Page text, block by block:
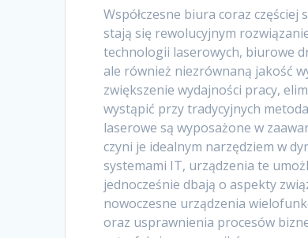
Współczesne biura coraz
stają się rewolucyjnym
technologii laserowych, biurowe
ale również niezrównaną jakość
zwiększenie wydajności pracy,
wystąpić przy tradycyjnych
laserowe są wyposażone w
czyni je idealnym narzędziem w
systemami IT, urządzenia te
jednocześnie dbają o aspekty
nowoczesne urządzenia
oraz usprawnienia procesów